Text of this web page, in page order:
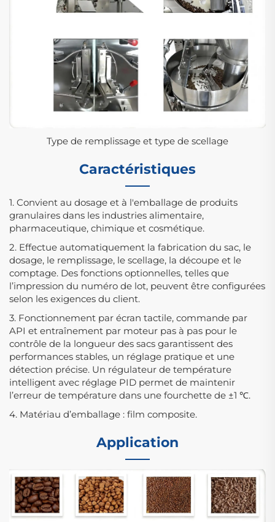
Type de remplissage et type de scellage
Caractéristiques
1. Convient au dosage et à l'emballage de produits
granulaires dans les industries alimentaire,
pharmaceutique, chimique et cosmétique.
2. Effectue automatiquement la fabrication du sac, le
dosage, le remplissage, le scellage, la découpe et le
comptage. Des fonctions optionnelles, telles que
l’impression du numéro de lot, peuvent être configurées
selon les exigences du client.
3. Fonctionnement par écran tactile, commande par
API et entraînement par moteur pas à pas pour le
contrôle de la longueur des sacs garantissent des
performances stables, un réglage pratique et une
détection précise. Un régulateur de température
intelligent avec réglage PID permet de maintenir
l’erreur de température dans une fourchette de ±1 ℃.
4. Matériau d’emballage : film composite.
Application